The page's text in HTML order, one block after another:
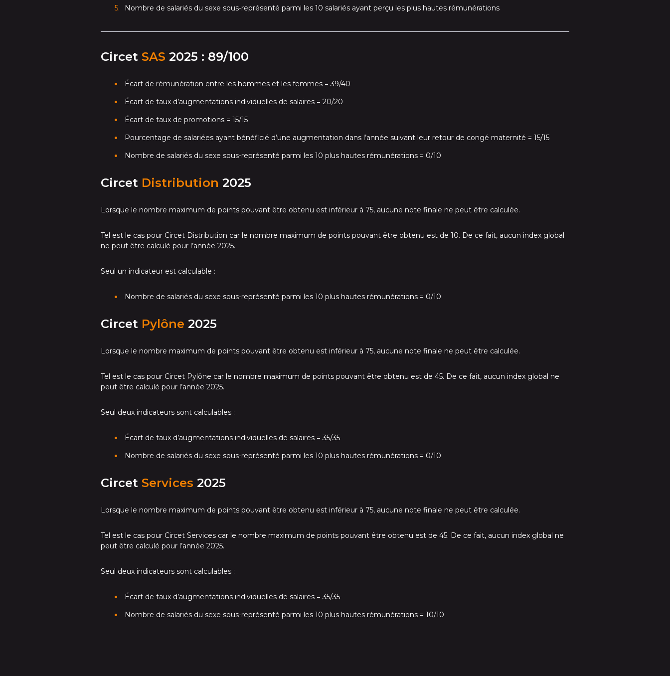
Nombre de salariés du sexe sous-représenté parmi les 10 salariés ayant perçu les plus hautes rémunérations
Circet SAS 2025 : 89/100
Écart de rémunération entre les hommes et les femmes = 39/40
Écart de taux d’augmentations individuelles de salaires = 20/20
Écart de taux de promotions = 15/15
Pourcentage de salariées ayant bénéficié d’une augmentation dans l’année suivant leur retour de congé maternité = 15/15
Nombre de salariés du sexe sous-représenté parmi les 10 plus hautes rémunérations = 0/10
Circet Distribution 2025
Lorsque le nombre maximum de points pouvant être obtenu est inférieur à 75, aucune note finale ne peut être calculée.
Tel est le cas pour Circet Distribution car le nombre maximum de points pouvant être obtenu est de 10. De ce fait, aucun index global
ne peut être calculé pour l’année 2025.
Seul un indicateur est calculable :
Nombre de salariés du sexe sous-représenté parmi les 10 plus hautes rémunérations = 0/10
Circet Pylône 2025
Lorsque le nombre maximum de points pouvant être obtenu est inférieur à 75, aucune note finale ne peut être calculée.
Tel est le cas pour Circet Pylône car le nombre maximum de points pouvant être obtenu est de 45. De ce fait, aucun index global ne
peut être calculé pour l’année 2025.
Seul deux indicateurs sont calculables :
Écart de taux d’augmentations individuelles de salaires = 35/35
Nombre de salariés du sexe sous-représenté parmi les 10 plus hautes rémunérations = 0/10
Circet Services 2025
Lorsque le nombre maximum de points pouvant être obtenu est inférieur à 75, aucune note finale ne peut être calculée.
Tel est le cas pour Circet Services car le nombre maximum de points pouvant être obtenu est de 45. De ce fait, aucun index global ne
peut être calculé pour l’année 2025.
Seul deux indicateurs sont calculables :
Écart de taux d’augmentations individuelles de salaires = 35/35
Nombre de salariés du sexe sous-représenté parmi les 10 plus hautes rémunérations = 10/10